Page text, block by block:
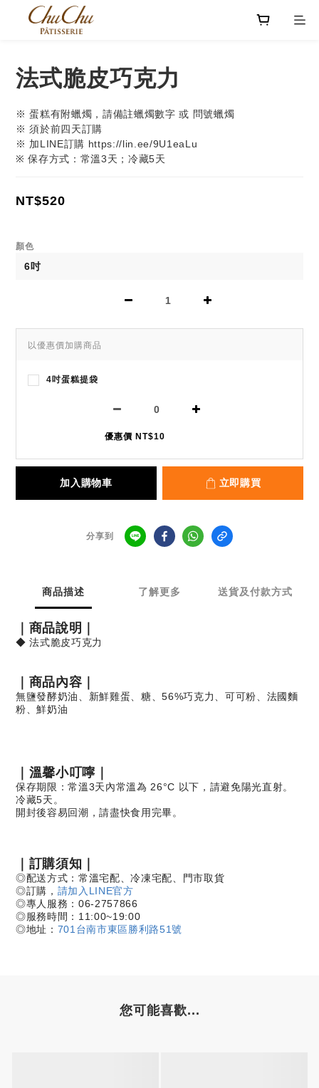
法式脆皮巧克力
※ 蛋糕有附蠟燭，請備註蠟燭數字 或 問號蠟燭
※ 須於前四天訂購
※ 加LINE訂購 https://lin.ee/9U1eaLu
※ 保存方式：常溫3天；冷藏5天
NT$520
顏色
以優惠價加購商品
4吋蛋糕提袋
優惠價 NT$10
加入購物車 立即購買
分享到
商品描述 了解更多 送貨及付款方式
｜商品說明｜
◆ 法式脆皮巧克力
｜商品內容｜
無鹽發酵奶油、新鮮雞蛋、糖、56%巧克力、可可粉、法國麵
粉、鮮奶油
｜溫馨小叮嚀｜
保存期限：常溫3天內常溫為 26°C 以下，請避免陽光直射。
冷藏5天。
開封後容易回潮，請盡快食用完畢。
｜訂購須知｜
◎配送方式：常溫宅配、冷凍宅配、門市取貨
◎訂購， 請加入LINE官方
◎專人服務：06-2757866
◎服務時間：11:00~19:00
◎地址： 701台南市東區勝利路51號
您可能喜歡...